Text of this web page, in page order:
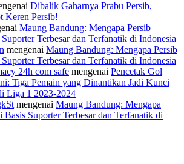
Dibalik Gaharnya Prabu Persib,
Keren Persib!
Maung Bandung: Mengapa Persib
Terbesar dan Terfanatik di Indonesia
mengenai Maung Bandung: Mengapa Persib
Terbesar dan Terfanatik di Indonesia
24h com safe mengenai Pencetak Gol
Tiga Pemain yang Dinantikan Jadi Kunci
Liga 1 2023-2024
mengenai Maung Bandung: Mengapa
Suporter Terbesar dan Terfanatik di